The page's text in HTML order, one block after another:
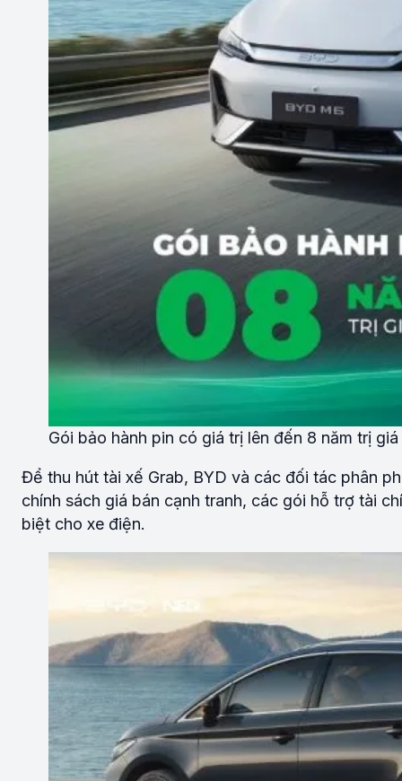
Gói bảo hành pin có giá trị lên đến 8 năm trị
Để thu hút tài xế Grab, BYD và các đối tác phân
chính sách giá bán cạnh tranh, các gói hỗ trợ tài
biệt cho xe điện.